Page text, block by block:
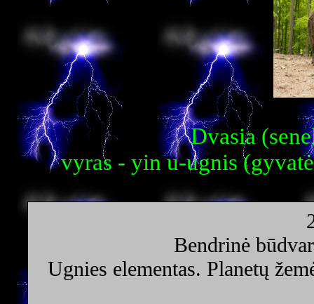
Dvasia
vyras - yin u-ugnis
Bendrinė
Ugnies elementas. Planetų